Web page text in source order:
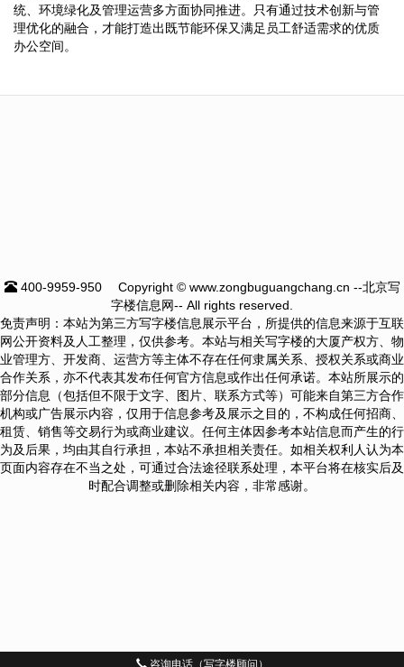
统、环境绿化及管理运营多方面协同推进。只有通过技术创新与管
理优化的融合，才能打造出既节能环保又满足员工舒适需求的优质
办公空间。
400-9959-950
Copyright © www.zongbuguangchang.cn --北京写
字楼信息网-- All rights reserved.
免责声明：本站为第三方写字楼信息展示平台，所提供的信息来源于互联
网公开资料及人工整理，仅供参考。本站与相关写字楼的大厦产权方、物
业管理方、开发商、运营方等主体不存在任何隶属关系、授权关系或商业
合作关系，亦不代表其发布任何官方信息或作出任何承诺。本站所展示的
部分信息（包括但不限于文字、图片、联系方式等）可能来自第三方合作
机构或广告展示内容，仅用于信息参考及展示之目的，不构成任何招商、
租赁、销售等交易行为或商业建议。任何主体因参考本站信息而产生的行
为及后果，均由其自行承担，本站不承担相关责任。如相关权利人认为本
页面内容存在不当之处，可通过合法途径联系处理，本平台将在核实后及
时配合调整或删除相关内容，非常感谢。
咨询电话（写字楼顾问）